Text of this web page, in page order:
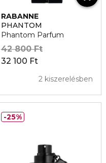
RABANNE
PHANTOM
Phantom Parfum
32 100 Ft
42 800 Ft
2 kiszerelésben
25%